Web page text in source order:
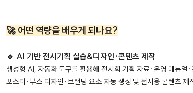
🚀 어떤 역량을 배우게 되나요?
🔹 AI 기반 전시기획 실습&디자인·콘텐츠 제작
생성형 AI, 자동화 도구를 활용해 전시회 기획 자료·운영 매뉴얼
포스터·부스 디자인·브랜딩 요소 자동 생성 및 전시용 콘텐츠 제